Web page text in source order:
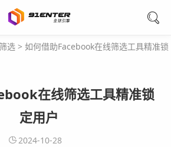
选 > 如何借助Facebook在线筛选工具精准锁
在线筛选工具精准锁
定用户
2024-10-28